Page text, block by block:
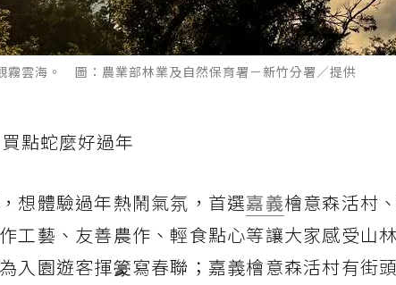
雲海。 圖：農業部林業及自然保育署－新竹分署／提供
點蛇麼好過年
想體驗過年熱鬧氣氛，首選嘉義檜意森活村
工藝、友善農作、輕食點心等讓大家感受山
入園遊客揮籇寫春聯；嘉義檜意森活村有街